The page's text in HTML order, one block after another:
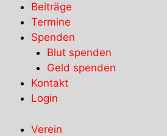
Beiträge
Termine
Spenden
Blut spenden
Geld spenden
Kontakt
Login
Verein